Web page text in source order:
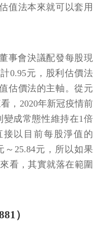
值法本來就可以套用
事會決議配發每股現
0.95元，股利估價法
估價法的主軸。從元
，2020年新冠疫情前
變成常態性維持在1倍
接以目前每股淨值的
～25.84元，所以如果
看，其實就落在範圍
）